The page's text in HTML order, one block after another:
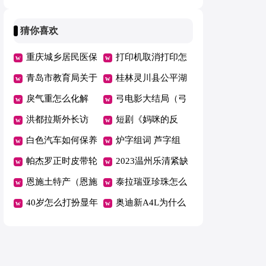
起陀螺仪是什么意
猜你喜欢
重庆城乡居民医保
门诊费用如何报销
（重庆城乡居民医
保门诊费用如何报
销流程）
打印机取消打印怎
么操作（打印机怎
么能取消打印）
青岛市教育局关于
2023年全市初中学
业水平考试网上报
名工作的意见
桂林灵川县公平湖
大桥村花海花开了
吗？
戾气重怎么化解
女人戾气重怎么化
解
弓电影大结局（弓
电影大结局完整
版）
洪都拉斯外长访
华，商讨建交事宜
（洪都拉斯外交关
系）
短剧《妈咪的反
攻》爱奇艺开播
短剧《妈咪的反
攻》爱奇艺开播时
间
白色汽车如何保养
（白色车保养常
识）
炉字组词 芦字组
词
帕杰罗正时皮带轮
多长时间换一次
（帕杰罗正时记
2023温州乐清紧缺
职业（乐清市紧缺
人才引进）
恩施土特产（恩施
土特产有哪些品
泰拉瑞亚珍珠怎么
获得（泰拉瑞亚珍
40岁怎么打扮显年 奥迪新A4L为什么